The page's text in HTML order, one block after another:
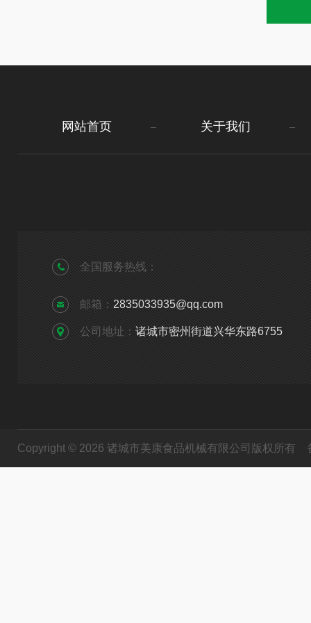
网站首页 关于我们
全国服务热线：
邮箱： 2835033935@qq.com
公司地址： 诸城市密州街道兴华东路6755
Copyright © 2026 诸城市美康食品机械有限公司版权所有